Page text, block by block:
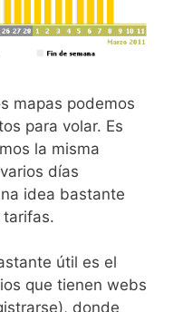
mapas podemos
para volar. Es
la misma
días
idea bastante
tarifas.
útil es el
que tienen webs
donde